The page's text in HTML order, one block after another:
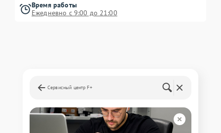
Время работы
Ежедневно с 9:00 до 21:00
Сервисный центр F+